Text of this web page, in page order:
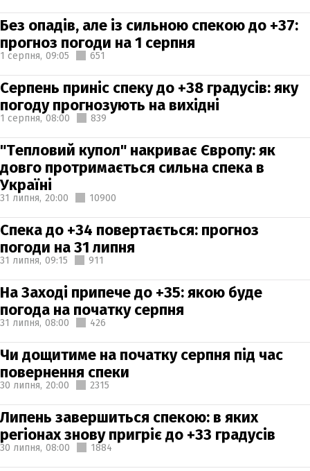
Без опадів, але із сильною спекою до +37:
прогноз погоди на 1 серпня
1 серпня, 09:05 651
Серпень приніс спеку до +38 градусів: яку
погоду прогнозують на вихідні
1 серпня, 08:00 839
"Тепловий купол" накриває Європу: як
довго протримається сильна спека в
Україні
31 липня, 20:00 10900
Спека до +34 повертається: прогноз
погоди на 31 липня
31 липня, 09:15 911
На Заході припече до +35: якою буде
погода на початку серпня
31 липня, 08:00 426
Чи дощитиме на початку серпня під час
повернення спеки
30 липня, 20:00 2315
Липень завершиться спекою: в яких
регіонах знову пригріє до +33 градусів
30 липня, 08:00 1884